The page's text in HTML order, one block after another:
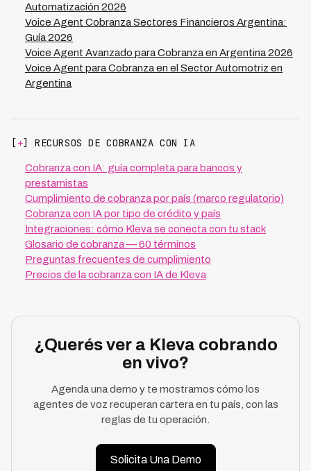
Automatización 2026
Voice Agent Cobranza Sectores Financieros Argentina:
Guía 2026
Voice Agent Avanzado para Cobranza en Argentina 2026
Voice Agent para Cobranza en el Sector Automotriz en
Argentina
[ +] RECURSOS DE COBRANZA CON IA
Cobranza con IA: guía completa para bancos y
prestamistas
Cumplimiento de cobranza por país (marco regulatorio)
Cobranza con IA por tipo de crédito y país
Integraciones: cómo Kleva se conecta con tu stack
Glosario de cobranza — 60 términos
Preguntas frecuentes de cumplimiento
Precios de la cobranza con IA de Kleva
¿Querés ver a Kleva cobrando
en vivo?
Agenda una demo y te mostramos cómo los
agentes de voz recuperan cartera en tu país, con las
reglas de tu operación.
Solicita Una Demo